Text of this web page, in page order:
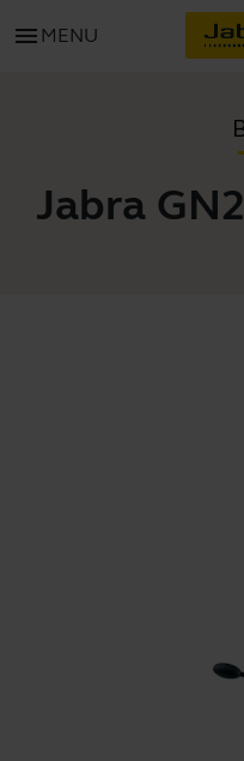
menu MENU
Jabra